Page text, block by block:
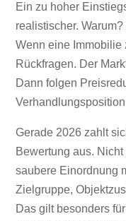
Ein zu hoher
realistischer.
Wenn eine Immobilie
Rückfragen. Der
Dann folgen
Gerade 2026 zahlt
Bewertung aus.
saubere Einordnung
Zielgruppe,
Das gilt besonders